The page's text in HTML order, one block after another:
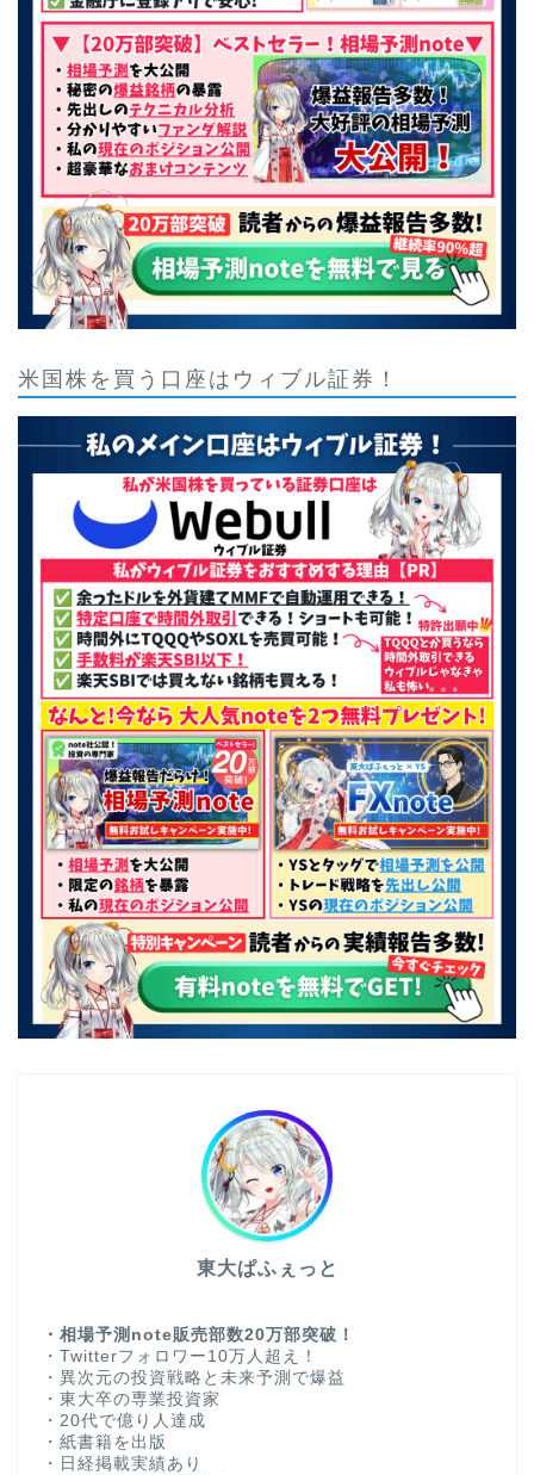
米国株を買う口座はウィブル証券！
東大ぱふぇっと
・相場予測note販売部数20万部突破！
・Twitterフォロワー10万人超え！
・異次元の投資戦略と未来予測で爆益
・東大卒の専業投資家
・20代で億り人達成
・紙書籍を出版
・日経掲載実績あり